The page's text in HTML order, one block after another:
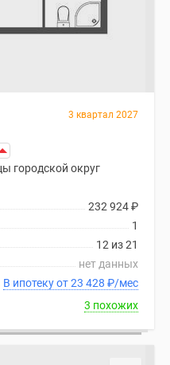
3 квартал 2027
городской округ
232 924₽
1
12 из 21
нет данных
В ипотеку от 23 428 ₽/мес
3 похожих